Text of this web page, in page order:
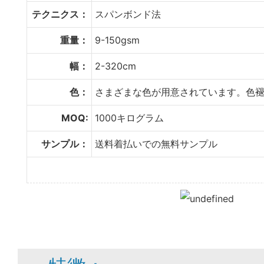
テクニクス： スパンボンド法
重量： 9-150gsm
幅： 2-320cm
色： さまざまな色が用意されています。色
MOQ: 1000キログラム
サンプル： 送料着払いでの無料サンプル